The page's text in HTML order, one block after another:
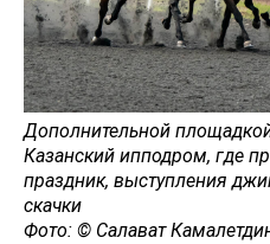
Дополнительной
Казанский ипподром, где
праздник, выступления
скачки
Фото: © Салават